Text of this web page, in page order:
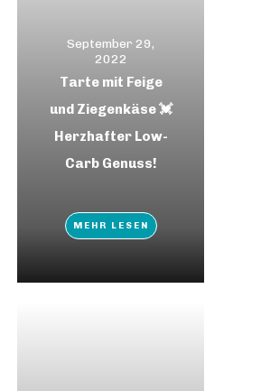
September 29,
2022
Tarte mit Feige
und Ziegenkäse 💓
Herzhafter Low-
Carb Genuss!
MEHR LESEN